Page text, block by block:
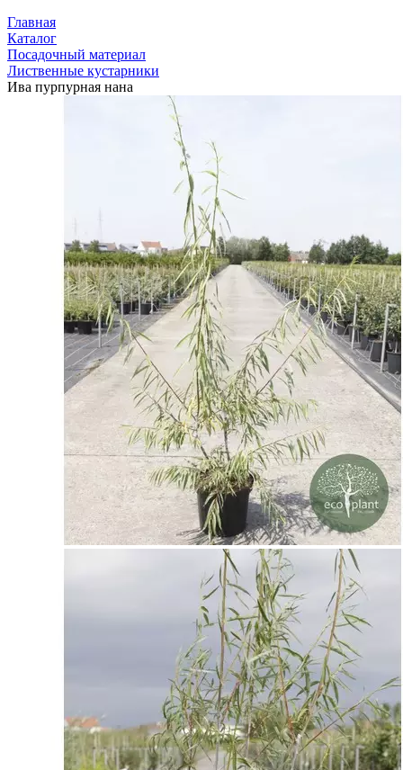
Главная
Каталог
Посадочный материал
Лиственные кустарники
Ива пурпурная нана